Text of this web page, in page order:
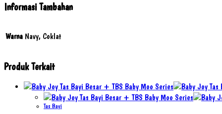
Informasi Tambahan
Warna Navy, Coklat
Produk Terkait
Tas Bayi